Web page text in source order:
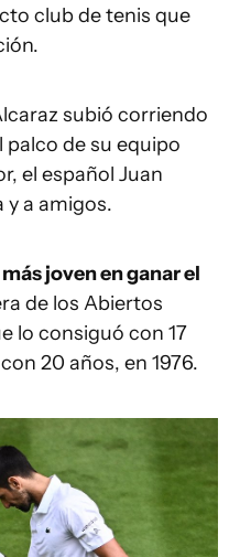
club de tenis que
subió corriendo
palco de su equipo
el español Juan
y a amigos.
joven en ganar el
de los Abiertos
lo consiguó con 17
20 años, en 1976.